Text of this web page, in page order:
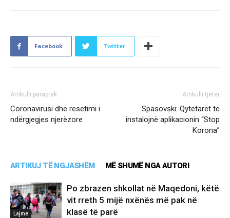
Facebook Twitter
Artikulli paraprak
Coronavirusi dhe resetimi i
ndërgjegjes njerëzore
Artikulli tjetër
Spasovski: Qytetarët të
instalojnë aplikacionin “Stop
Korona”
ARTIKUJ TË NGJASHËM MË SHUMË NGA AUTORI
Lajme
Po zbrazen shkollat në Maqedoni, këtë
vit rreth 5 mijë nxënës më pak në
klasë të parë